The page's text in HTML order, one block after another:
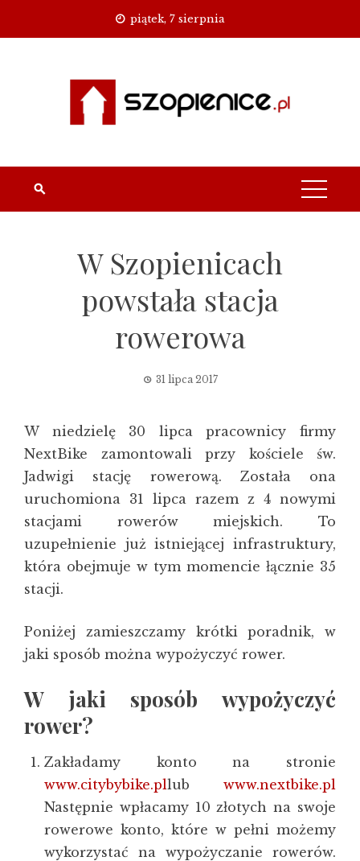
piątek, 7 sierpnia
W Szopienicach
powstała stacja
rowerowa
31 lipca 2017
W niedzielę 30 lipca pracownicy firmy
NextBike zamontowali przy kościele św.
Jadwigi stację rowerową. Została ona
uruchomiona 31 lipca razem z 4 nowymi
stacjami rowerów miejskich. To
uzupełnienie już istniejącej infrastruktury,
która obejmuje w tym momencie łącznie 35
stacji.
Poniżej zamieszczamy krótki poradnik, w
jaki sposób można wypożyczyć rower.
W jaki sposób wypożyczyć
rower?
Zakładamy konto na stronie
www.citybybike.pllub www.nextbike.pl
Następnie wpłacamy 10 złotych na swoje
rowerowe konto, które w pełni możemy
wykorzystać na wypożyczanie rowerów.